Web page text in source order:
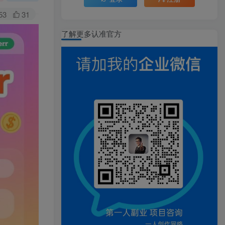
31
了解更多认准官方